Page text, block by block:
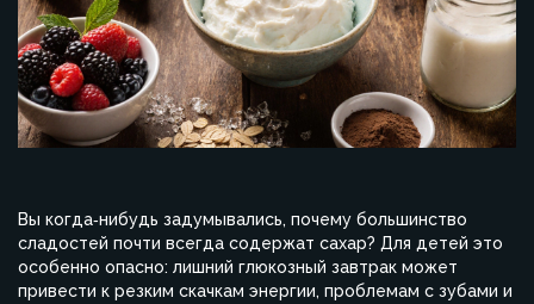
Вы когда‑нибудь задумывались, почему большинство
сладостей почти всегда содержат сахар? Для детей это
особенно опасно: лишний глюкозный завтрак может
привести к резким скачкам энергии, проблемам с зубами и